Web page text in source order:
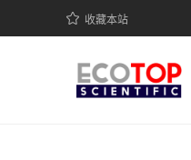
收藏本站